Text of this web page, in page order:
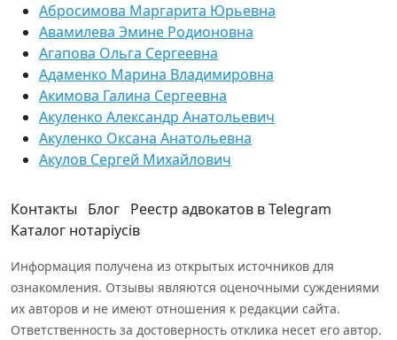
Абросимова Маргарита Юрьевна
Авамилева Эмине Родионовна
Агапова Ольга Сергеевна
Адаменко Марина Владимировна
Акимова Галина Сергеевна
Акуленко Александр Анатольевич
Акуленко Оксана Анатольевна
Акулов Сергей Михайлович
Контакты Блог Реестр адвокатов в Telegram
Каталог нотаріусів
Информация получена из открытых источников для
ознакомления. Отзывы являются оценочными суждениями
их авторов и не имеют отношения к редакции сайта.
Ответственность за достоверность отклика несет его автор.